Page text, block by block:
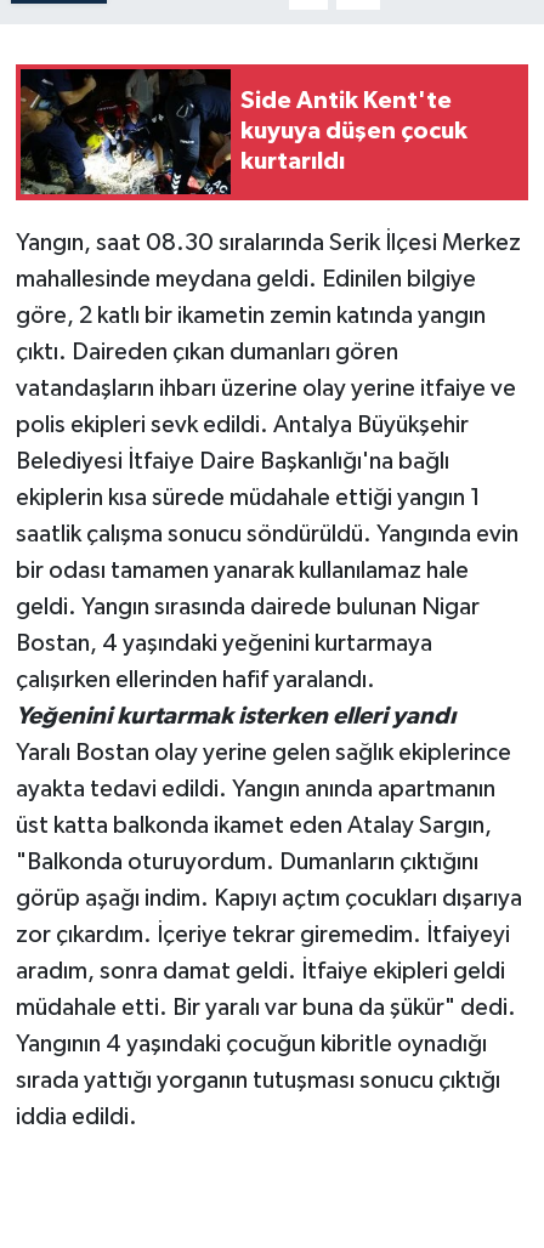
Side Antik Kent'te
kuyuya düşen çocuk
kurtarıldı
Yangın, saat 08.30 sıralarında Serik İlçesi Merkez
mahallesinde meydana geldi. Edinilen bilgiye
göre, 2 katlı bir ikametin zemin katında yangın
çıktı. Daireden çıkan dumanları gören
vatandaşların ihbarı üzerine olay yerine itfaiye ve
polis ekipleri sevk edildi. Antalya Büyükşehir
Belediyesi İtfaiye Daire Başkanlığı'na bağlı
ekiplerin kısa sürede müdahale ettiği yangın 1
saatlik çalışma sonucu söndürüldü. Yangında evin
bir odası tamamen yanarak kullanılamaz hale
geldi. Yangın sırasında dairede bulunan Nigar
Bostan, 4 yaşındaki yeğenini kurtarmaya
çalışırken ellerinden hafif yaralandı.
Yeğenini kurtarmak isterken elleri yandı
Yaralı Bostan olay yerine gelen sağlık ekiplerince
ayakta tedavi edildi. Yangın anında apartmanın
üst katta balkonda ikamet eden Atalay Sargın,
"Balkonda oturuyordum. Dumanların çıktığını
görüp aşağı indim. Kapıyı açtım çocukları dışarıya
zor çıkardım. İçeriye tekrar giremedim. İtfaiyeyi
aradım, sonra damat geldi. İtfaiye ekipleri geldi
müdahale etti. Bir yaralı var buna da şükür" dedi.
Yangının 4 yaşındaki çocuğun kibritle oynadığı
sırada yattığı yorganın tutuşması sonucu çıktığı
iddia edildi.
Sosyal medya
Spor
Televizyon
Turizm
Yaşam